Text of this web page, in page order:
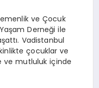
ve Çocuk
Derneği ile
Vadistanbul
çocuklar ve
ve mutluluk içinde